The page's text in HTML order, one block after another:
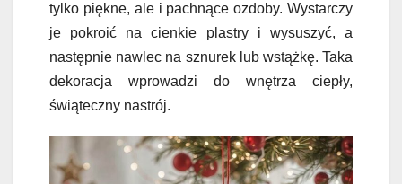
tylko piękne, ale i pachnące ozdoby. Wystarczy
je pokroić na cienkie plastry i wysuszyć, a
następnie nawlec na sznurek lub wstążkę. Taka
dekoracja wprowadzi do wnętrza ciepły,
świąteczny nastrój.